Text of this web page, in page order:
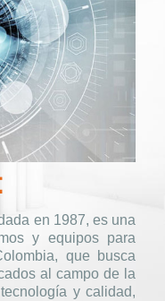
en 1987, es una
y equipos para
que busca
al campo de la
y calidad,